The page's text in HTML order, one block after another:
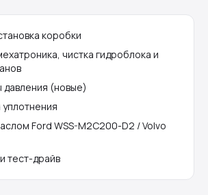
коробки
чистка гидроблока и
(новые)
Ford WSS-M2C200-D2 / Volvo
тест-драйв